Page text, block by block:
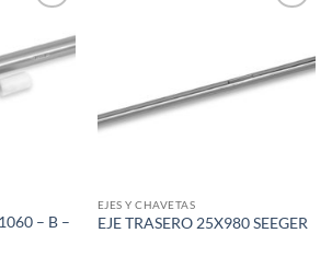
wishlist
– B –
EJES Y CHAVETAS
EJE TRASERO 25X980 SEEGER